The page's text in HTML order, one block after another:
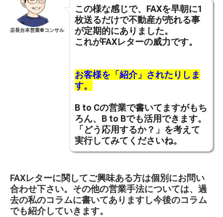
店長台本営業®︎コンサル
この様な感じで、FAXを早朝に1
枚送るだけで不動産が売れる事
が定期的にありました。
これがFAXレターの威力です。
お客様を「紹介」されたりしま
す。
B to Cの営業で書いてますがもち
ろん、B to Bでも活用できます。
「どう応用するか？」を考えて
実行してみてくださいね。
FAXレターに関してご興味ある方は個別にお問い
合わせ下さい。 その他の営業手法については、過
去の私のコラムに書いてありますし今後のコラム
でも紹介していきます。